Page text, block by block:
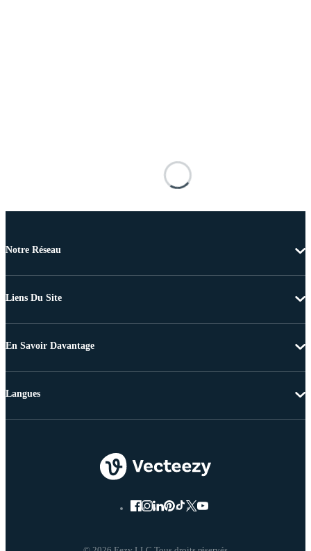
Notre Réseau
Liens Du Site
En Savoir Davantage
Langues